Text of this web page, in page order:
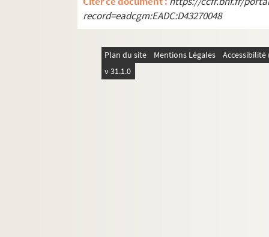
record=eadcgm:EADC:D43270048
Plan du site Mentions Légales
v 31.1.0